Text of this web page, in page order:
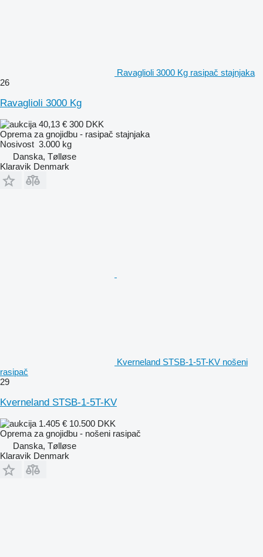
Ravaglioli 3000 Kg rasipač stajnjaka
26
Ravaglioli 3000 Kg
40,13 € 300 DKK
Oprema za gnojidbu - rasipač stajnjaka
Nosivost 3.000 kg
Danska, Tølløse
Klaravik Denmark
Kverneland STSB-1-5T-KV nošeni
rasipač
29
Kverneland STSB-1-5T-KV
1.405 € 10.500 DKK
Oprema za gnojidbu - nošeni rasipač
Danska, Tølløse
Klaravik Denmark